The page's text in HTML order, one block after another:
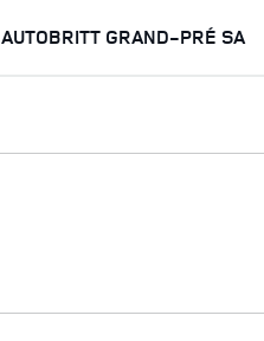
AUTOBRITT GRAND-PRÉ SA